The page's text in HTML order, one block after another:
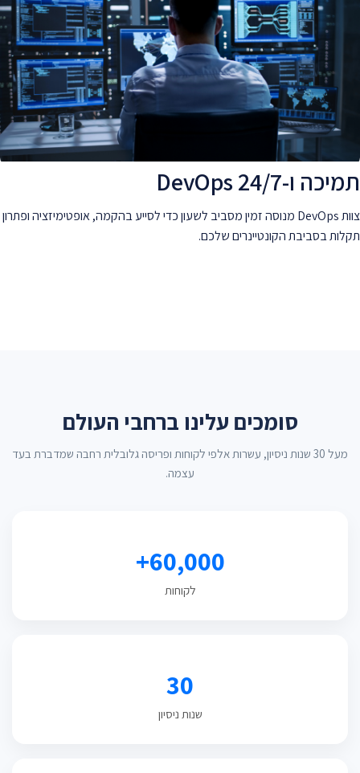
תמיכה ו-DevOps 24/7
צוות DevOps מנוסה זמין מסביב לשעון כדי לסייע בהקמה, אופטימיזציה ופתרון
תקלות בסביבת הקונטיינרים שלכם.
סומכים עלינו ברחבי העולם
מעל 30 שנות ניסיון, עשרות אלפי לקוחות ופריסה גלובלית רחבה שמדברת בעד
עצמה.
60,000+
לקוחות
30
שנות ניסיון